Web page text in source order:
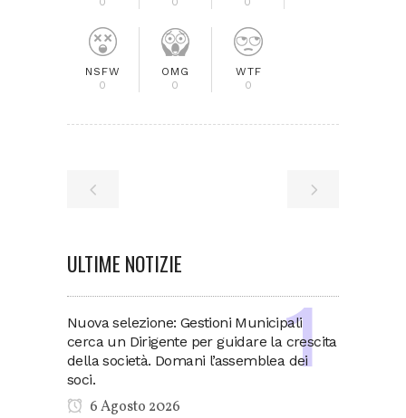
NSFW
0
OMG
0
WTF
0
ULTIME NOTIZIE
Nuova selezione: Gestioni Municipali
cerca un Dirigente per guidare la crescita
della società. Domani l’assemblea dei
soci.
6 Agosto 2026